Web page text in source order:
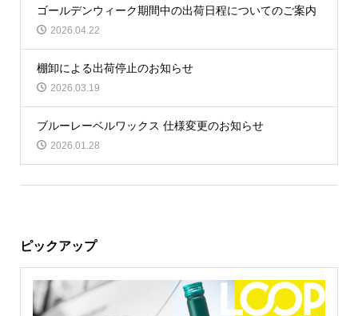
ゴールデンウィーク期間中の出荷日程についてのご案内
2026.04.22
棚卸による出荷停止のお知らせ
2026.03.19
ブルーレーベルワックス 仕様変更のお知らせ
2026.01.28
ピックアップ